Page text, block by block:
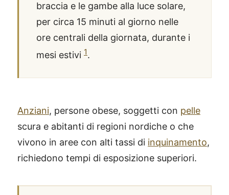
braccia e le gambe alla luce solare,
per circa 15 minuti al giorno nelle
ore centrali della giornata, durante i
mesi estivi 1.
Anziani, persone obese, soggetti con pelle
scura e abitanti di regioni nordiche o che
vivono in aree con alti tassi di inquinamento,
richiedono tempi di esposizione superiori.